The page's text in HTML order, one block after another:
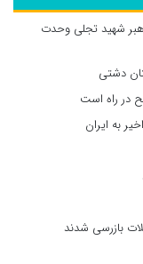
شهید تجلی وحدت
دشتی
در راه است
به ایران
بازرسی شدند